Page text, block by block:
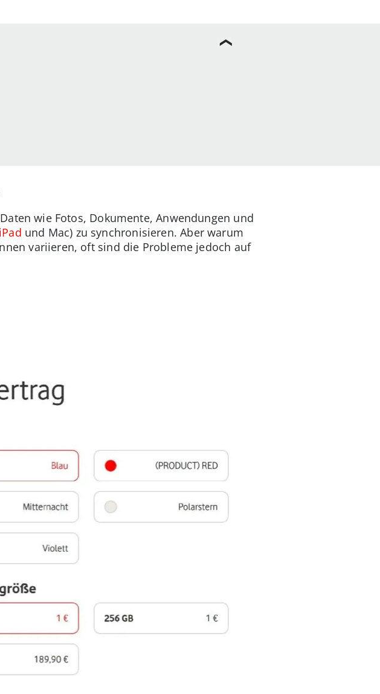
wie Fotos, Dokumente, Anwendungen und
iPad und Mac) zu synchronisieren. Aber warum
variieren, oft sind die Probleme jedoch auf